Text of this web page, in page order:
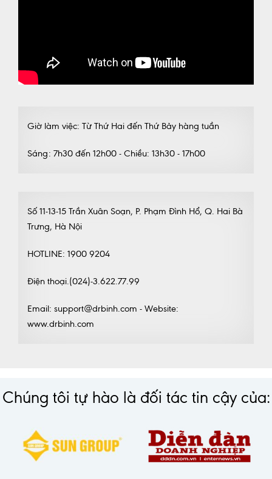
Giờ làm việc: Từ Thứ Hai đến Thứ Bảy hàng tuần
Sáng: 7h30 đến 12h00 - Chiều: 13h30 - 17h00
Số 11-13-15 Trần Xuân Soạn, P. Phạm Đình Hổ, Q. Hai Bà
Trưng, Hà Nội
HOTLINE: 1900 9204
Điện thoại.(024)-3.622.77.99
Email: support@drbinh.com - Website:
www.drbinh.com
Chúng tôi tự hào là đối tác tin cậy của: